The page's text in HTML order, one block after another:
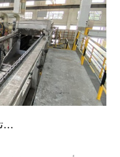
تقنية التكرير الإلكتروليتي للأنتيمون: م...